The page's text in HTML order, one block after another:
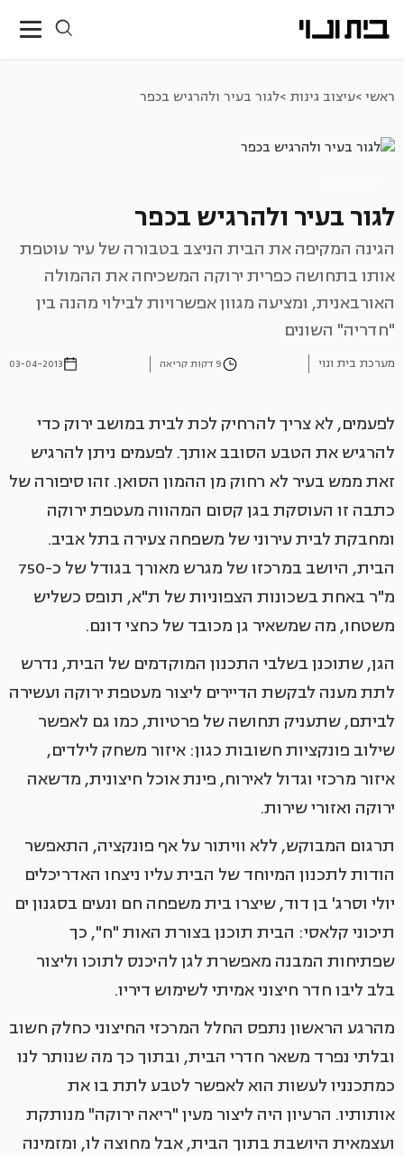
ראשי >עיצוב גינות >לגור בעיר ולהרגיש בכפר
לגור בעיר ולהרגיש בכפר
הגינה המקיפה את הבית הניצב בטבורה של עיר עוטפת
אותו בתחושה כפרית ירוקה המשכיחה את ההמולה
האורבאנית, ומציעה מגוון אפשרויות לבילוי מהנה בין
"חדריה" השונים
מערכת בית ונוי 9 דקות קריאה 03-04-2013
לפעמים, לא צריך להרחיק לכת לבית במושב ירוק כדי
להרגיש את הטבע הסובב אותך. לפעמים ניתן להרגיש
זאת ממש בעיר לא רחוק מן ההמון הסואן. זהו סיפורה של
כתבה זו העוסקת בגן קסום המהווה מעטפת ירוקה
ומחבקת לבית עירוני של משפחה צעירה בתל אביב.
הבית, היושב במרכזו של מגרש מאורך בגודל של כ-750
מ"ר באחת בשכונות הצפוניות של ת"א, תופס כשליש
משטחו, מה שמשאיר גן מכובד של כחצי דונם.
הגן, שתוכנן בשלבי התכנון המוקדמים של הבית, נדרש
לתת מענה לבקשת הדיירים ליצור מעטפת ירוקה ועשירה
לביתם, שתעניק תחושה של פרטיות, כמו גם לאפשר
שילוב פונקציות חשובות כגון: איזור משחק לילדים,
איזור מרכזי וגדול לאירוח, פינת אוכל חיצונית, מדשאה
ירוקה ואזורי שירות.
תרגום המבוקש, ללא וויתור על אף פונקציה, התאפשר
הודות לתכנון המיוחד של הבית עליו ניצחו האדריכלים
יולי וסרג' בן דוד, שיצרו בית משפחה חם ונעים בסגנון ים
תיכוני קלאסי: הבית תוכנן בצורת האות "ח", כך
שפתיחות המבנה מאפשרת לגן להיכנס לתוכו וליצור
בלב ליבו חדר חיצוני אמיתי לשימוש דיריו.
מהרגע הראשון נתפס החלל המרכזי החיצוני כחלק חשוב
ובלתי נפרד משאר חדרי הבית, ובתוך כך מה שנותר לנו
כמתכנניו לעשות הוא לאפשר לטבע לתת בו את
אותותיו. הרעיון היה ליצור מעין "ריאה ירוקה" מנותקת
ועצמאית היושבת בתוך הבית, אבל מחוצה לו, ומזמינה